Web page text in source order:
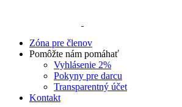
Zóna pre členov
Pomôžte nám pomáhať
Vyhlásenie 2%
Pokyny pre darcu
Transparentný účet
Kontakt